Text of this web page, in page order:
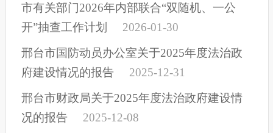
市有关部门2026年内部联合“双随机、一公
开”抽查工作计划
2026-01-30
邢台市国防动员办公室关于2025年度法治政
府建设情况的报告
2025-12-31
邢台市财政局关于2025年度法治政府建设情
况的报告
2025-12-08